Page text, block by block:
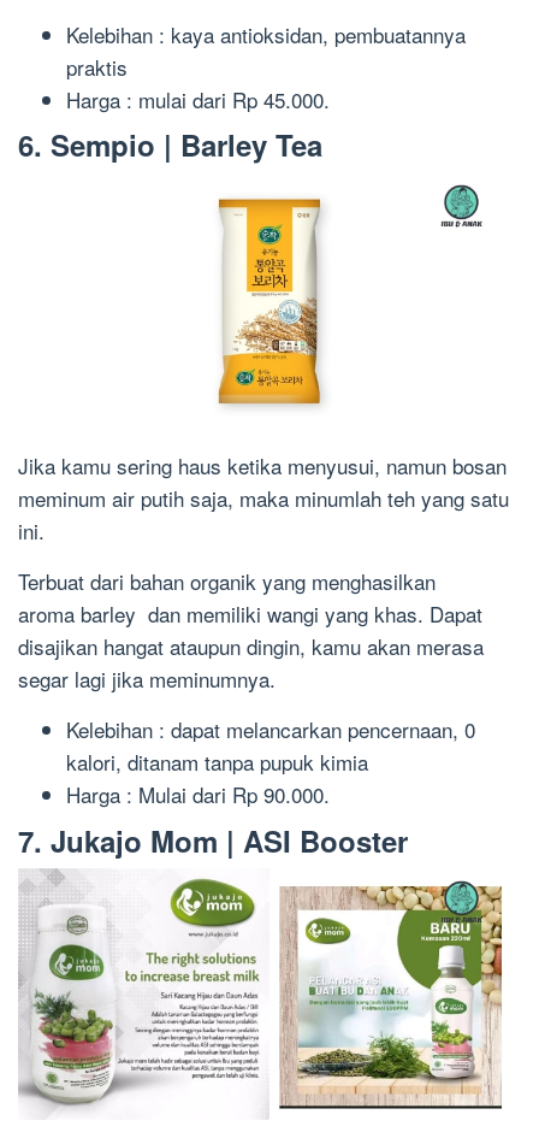
Kelebihan : kaya antioksidan, pembuatannya
praktis
Harga : mulai dari Rp 45.000.
6. Sempio | Barley Tea
Jika kamu sering haus ketika menyusui, namun bosan
meminum air putih saja, maka minumlah teh yang satu
ini.
Terbuat dari bahan organik yang menghasilkan
aroma barley dan memiliki wangi yang khas. Dapat
disajikan hangat ataupun dingin, kamu akan merasa
segar lagi jika meminumnya.
Kelebihan : dapat melancarkan pencernaan, 0
kalori, ditanam tanpa pupuk kimia
Harga : Mulai dari Rp 90.000.
7. Jukajo Mom | ASI Booster